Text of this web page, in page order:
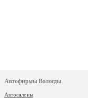
Автофирмы Вологды
Автосалоны